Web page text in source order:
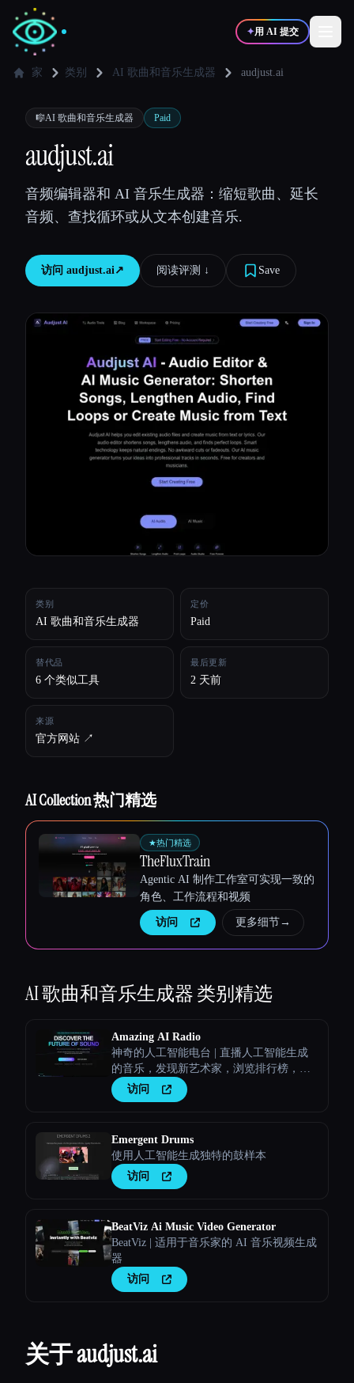
✦用 AI 提交
✍️写作者
💻 开发者
🎓学生 🎬 创作者
家 类别 AI 歌曲和音乐生成器 audjust.ai
🎼AI 歌曲和音乐生成器 Paid
audjust.ai
音频编辑器和 AI 音乐生成器：缩短歌曲、延长
音频、查找循环或从文本创建音乐.
访问 audjust.ai↗︎ 阅读评测 ↓︎ Save
类别
AI 歌曲和音乐生成器
定价
Paid
替代品
6 个类似工具
最后更新
2 天前
来源
官方网站 ↗︎
AI Collection 热门精选
★热门精选
TheFluxTrain
Agentic AI 制作工作室可实现一致的
角色、工作流程和视频
访问 更多细节→
AI 歌曲和音乐生成器类别精选
Amazing AI Radio
神奇的人工智能电台 | 直播人工智能生成
的音乐，发现新艺术家，浏览排行榜，并
将自己的曲目上传到神奇的人工智能电
台。
访问
Emergent Drums
使用人工智能生成独特的鼓样本
访问
BeatViz Ai Music Video Generator
BeatViz | 适用于音乐家的 AI 音乐视频生成
器
访问
关于 audjust.ai